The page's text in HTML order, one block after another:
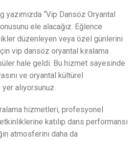
yazımızda “Vip Dansöz Oryantal
ele alacağız. Eğlence
düzenleyen veya özel günlerini
vip dansöz oryantal kiralama
hale geldi. Bu hizmet sayesinde
ve oryantal kültürel
alıyorsunuz.
hizmetleri, profesyonel
katılıp dans performansı
atmosferini daha da